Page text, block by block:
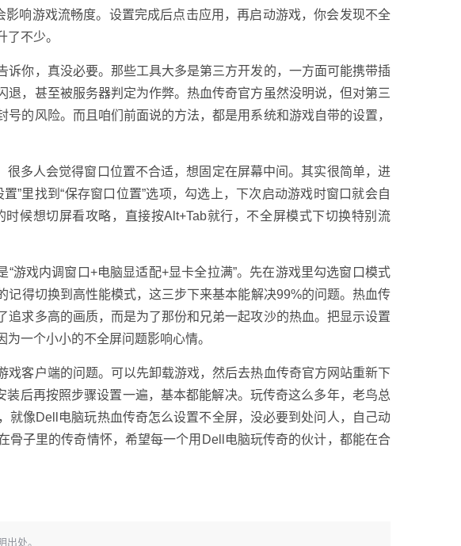
影响游戏流畅度。设置完成后点击应用，再启动游戏，你会发现不全
不少。
你，真没必要。那些工具大多是第三方开发的，一方面可能携带插
，甚至被服务器判定为作弊。热血传奇官方虽然没明说，但对第三
的风险。而且咱们前面说的方法，都是用系统和游戏自带的设置，
多人会觉得窗口位置不合适，想固定在屏幕中间。其实很简单，进
”里找到“保存窗口位置”选项，勾选上，下次启动游戏时窗口就会自
候想切屏看攻略，直接按Alt+Tab就行，不全屏模式下切换特别流
游戏内调窗口+电脑显适配+显卡全拉满”。先在游戏里勾选窗口模式
得切换到高性能模式，这三步下来基本能解决99%的问题。热血传
求多高的画质，而是为了那份和兄弟一起攻沙的热血。把显示设置
一个小小的不全屏问题影响心情。
客户端的问题。可以先卸载游戏，然后去热血传奇官方网站重新下
后再按照步骤设置一遍，基本都能解决。玩传奇这么多年，老鸟总
像Dell电脑玩热血传奇怎么设置不全屏，没必要到处问人，自己动
骨子里的传奇情怀，希望每一个用Dell电脑玩传奇的伙计，都能在合
处。